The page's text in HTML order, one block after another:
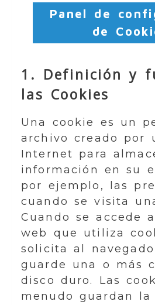
Panel de
de
1. Definición y
las Cookies
Una cookie es un
archivo creado por
Internet para
información en su
por ejemplo, las
cuando se visita
Cuando se accede
web que utiliza
solicita al
guarde una o más
disco duro. Las
menudo guardan la